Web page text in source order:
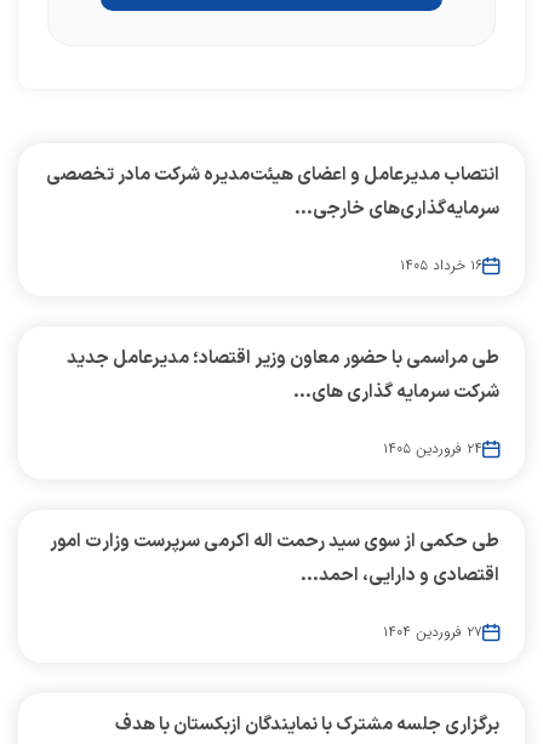
انتصاب مدیرعامل و اعضای هیئت‌مدیره شرکت مادر تخصصی
سرمایه‌گذاری‌های خارجی...
۱۶ خرداد ۱۴۰۵
طی مراسمی با حضور معاون وزیر اقتصاد؛ مدیرعامل جدید
شرکت سرمایه گذاری های...
۲۴ فروردین ۱۴۰۵
طی حکمی از سوی سید رحمت اله اکرمی سرپرست وزارت امور
اقتصادی و دارایی، احمد...
۲۷ فروردین ۱۴۰۴
برگزاری جلسه مشترک با نمایندگان ازبکستان با هدف